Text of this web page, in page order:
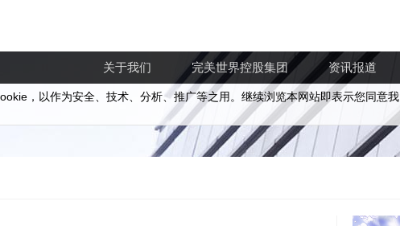
，以作为安全、技术、分析、推广等之用。继续浏览本网站即表示您同意我
关于我们 完美世界控股集团 资讯报道